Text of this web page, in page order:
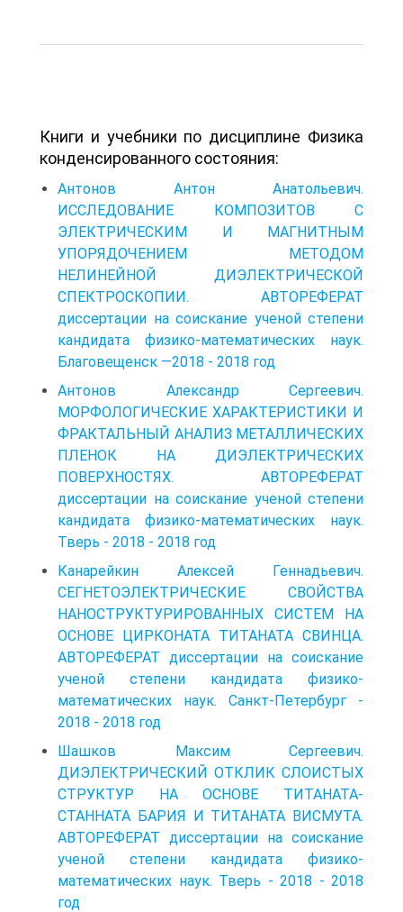
Книги и учебники по дисциплине Физика
конденсированного состояния:
Антонов Антон Анатольевич.
ИССЛЕДОВАНИЕ КОМПОЗИТОВ С
ЭЛЕКТРИЧЕСКИМ И МАГНИТНЫМ
УПОРЯДОЧЕНИЕМ МЕТОДОМ
НЕЛИНЕЙНОЙ ДИЭЛЕКТРИЧЕСКОЙ
СПЕКТРОСКОПИИ. АВТОРЕФЕРАТ
диссертации на соискание ученой степени
кандидата физико-математических наук.
Благовещенск —2018 - 2018 год
Антонов Александр Сергеевич.
МОРФОЛОГИЧЕСКИЕ ХАРАКТЕРИСТИКИ И
ФРАКТАЛЬНЫЙ АНАЛИЗ МЕТАЛЛИЧЕСКИХ
ПЛЕНОК НА ДИЭЛЕКТРИЧЕСКИХ
ПОВЕРХНОСТЯХ. АВТОРЕФЕРАТ
диссертации на соискание ученой степени
кандидата физико-математических наук.
Тверь - 2018 - 2018 год
Канарейкин Алексей Геннадьевич.
СЕГНЕТОЭЛЕКТРИЧЕСКИЕ СВОЙСТВА
НАНОСТРУКТУРИРОВАННЫХ СИСТЕМ НА
ОСНОВЕ ЦИРКОНАТА ТИТАНАТА СВИНЦА.
АВТОРЕФЕРАТ диссертации на соискание
ученой степени кандидата физико-
математических наук. Санкт-Петербург -
2018 - 2018 год
Шашков Максим Сергеевич.
ДИЭЛЕКТРИЧЕСКИЙ ОТКЛИК СЛОИСТЫХ
СТРУКТУР НА ОСНОВЕ ТИТАНАТА-
СТАННАТА БАРИЯ И ТИТАНАТА ВИСМУТА.
АВТОРЕФЕРАТ диссертации на соискание
ученой степени кандидата физико-
математических наук. Тверь - 2018 - 2018
год